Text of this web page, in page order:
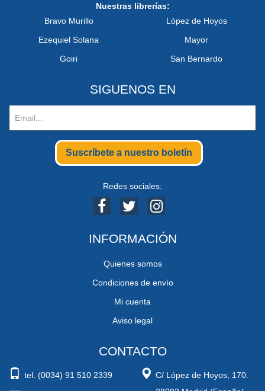
Nuestras librerías:
Bravo Murillo
Ezequiel Solana
Goiri
López de Hoyos
Mayor
San Bernardo
SIGUENOS EN
Suscríbete a nuestro boletín
Redes sociales:
INFORMACIÓN
Quienes somos
Condiciones de envío
Mi cuenta
Aviso legal
CONTACTO
tel. (0034) 91 510 2339
C/ López de Hoyos, 170.